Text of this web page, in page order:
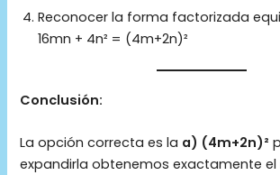
Reconocer la forma factorizada
16mn + 4n² = (4m+2n)²
Conclusión:
La opción correcta es la a) (4m+2n)²
expandirla obtenemos exactamente